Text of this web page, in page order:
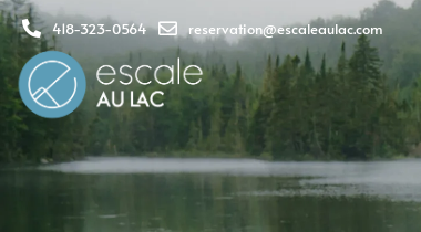
418-323-0564 reservation@escaleaulac.com